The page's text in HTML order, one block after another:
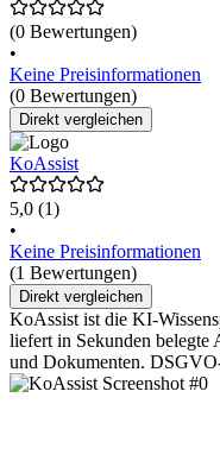
(0 Bewertungen)
•
Keine Preisinformationen
(0 Bewertungen)
Direkt vergleichen
KoAssist
5,0 (1)
•
Keine Preisinformationen
(1 Bewertungen)
Direkt vergleichen
KoAssist ist die KI-
liefert in Sekunden belegte
und Dokumenten.